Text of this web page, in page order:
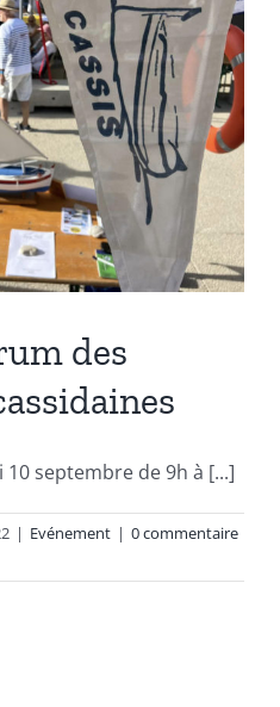
des
septembre de 9h à [...]
| Evénement | 0 commentaire